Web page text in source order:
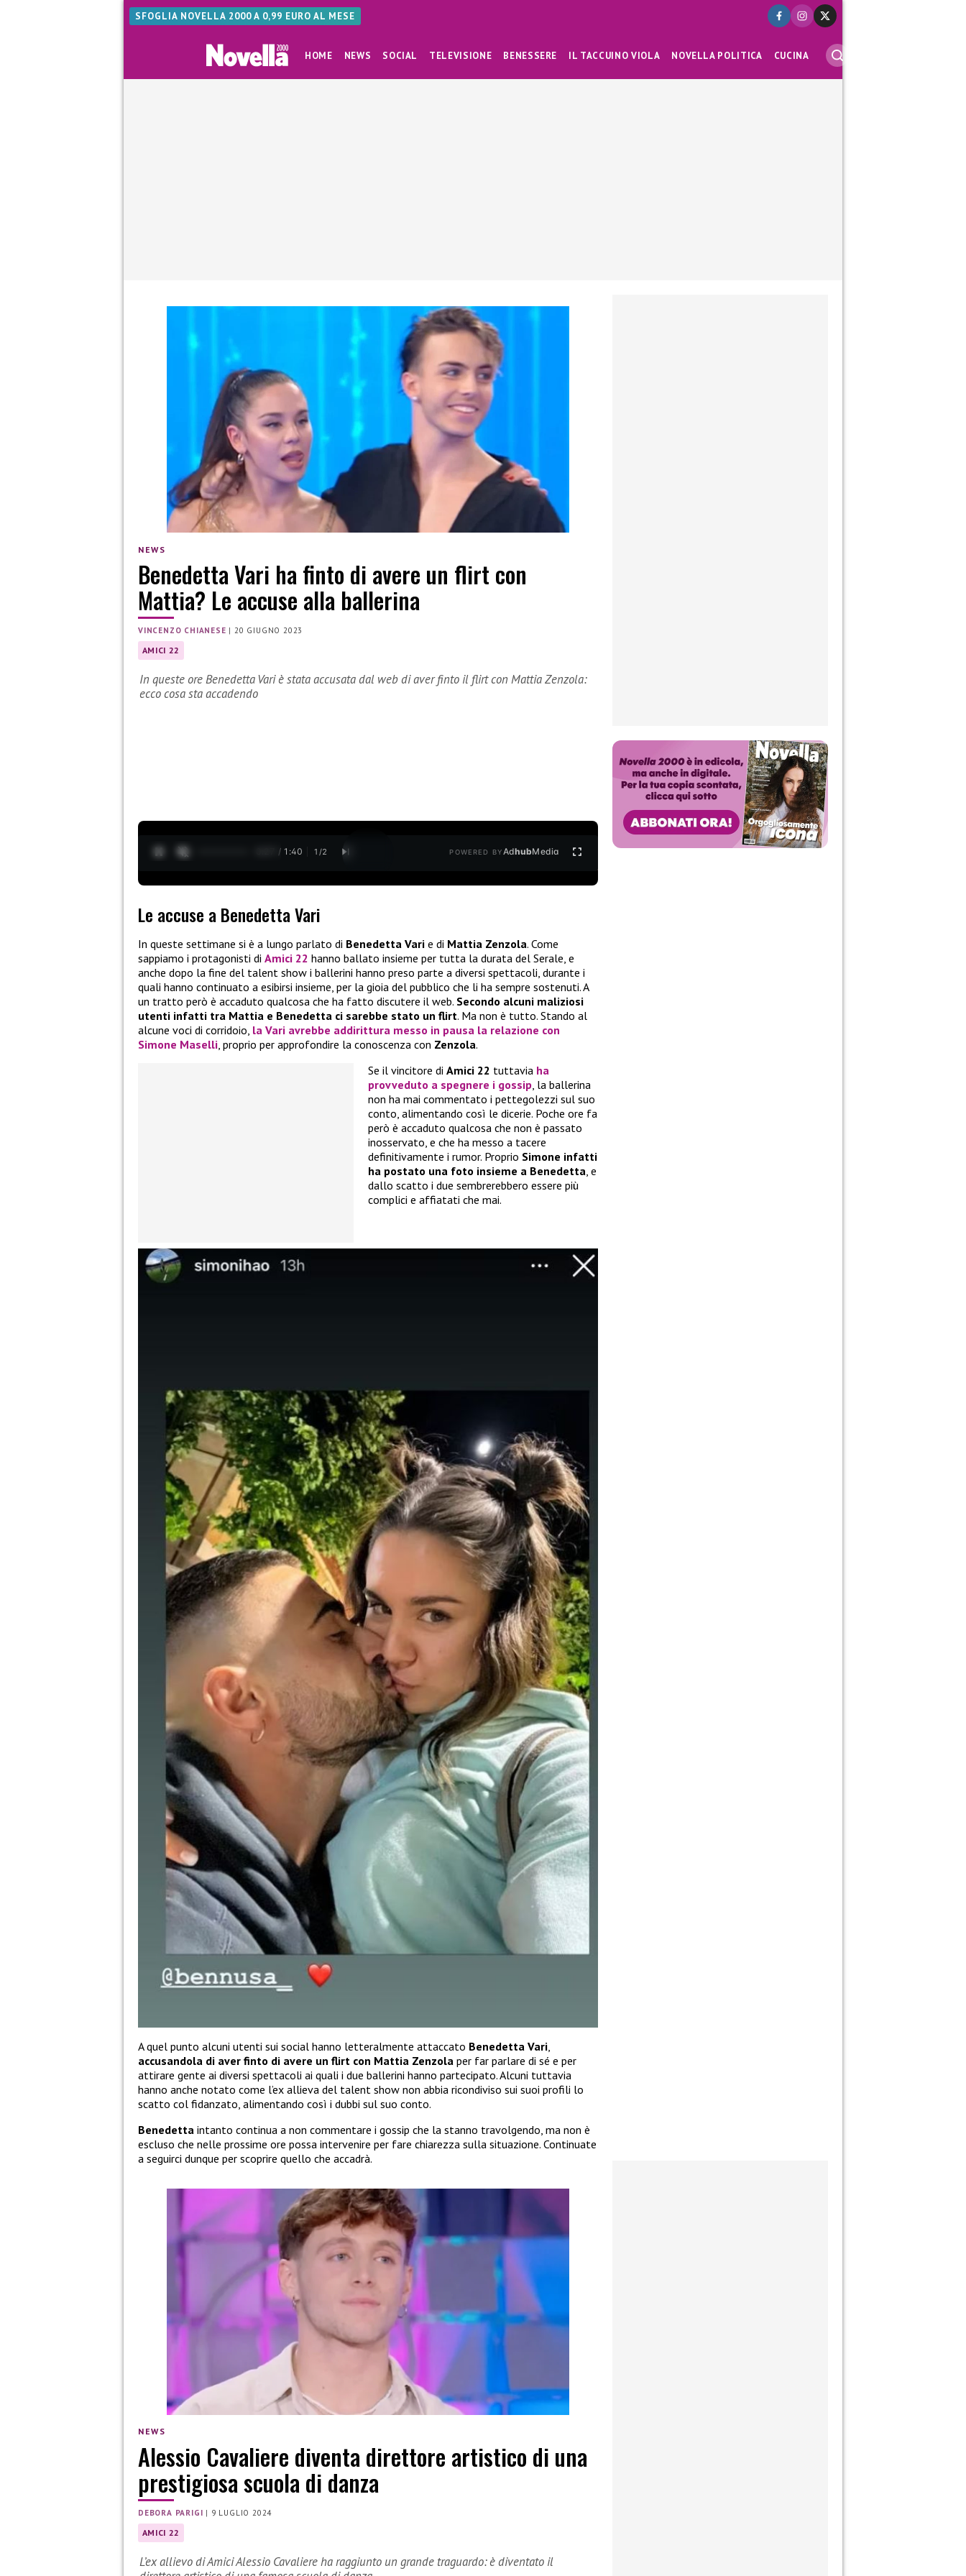
SFOGLIA NOVELLA 2000 A 0,99 EURO AL MESE
HOME NEWS SOCIAL TELEVISIONE BENESSERE IL TACCUINO VIOLA NOVELLA POLITICA CUCINA
NEWS
Benedetta Vari ha finto di avere un flirt con
Mattia? Le accuse alla ballerina
VINCENZO CHIANESE |20 GIUGNO 2023
AMICI 22
In queste ore Benedetta Vari è stata accusata dal web di aver finto il flirt con Mattia Zenzola:
ecco cosa sta accadendo
0:28 / 1:40 1 /2 POWERED BYAdhubMedia
Le accuse a Benedetta Vari
In queste settimane si è a lungo parlato di Benedetta Vari e di Mattia Zenzola. Come
sappiamo i protagonisti di Amici 22 hanno ballato insieme per tutta la durata del Serale, e
anche dopo la fine del talent show i ballerini hanno preso parte a diversi spettacoli, durante i
quali hanno continuato a esibirsi insieme, per la gioia del pubblico che li ha sempre sostenuti. A
un tratto però è accaduto qualcosa che ha fatto discutere il web. Secondo alcuni maliziosi
utenti infatti tra Mattia e Benedetta ci sarebbe stato un flirt. Ma non è tutto. Stando al
alcune voci di corridoio, la Vari avrebbe addirittura messo in pausa la relazione con
Simone Maselli, proprio per approfondire la conoscenza con Zenzola.
Se il vincitore di Amici 22 tuttavia ha
provveduto a spegnere i gossip, la ballerina
non ha mai commentato i pettegolezzi sul suo
conto, alimentando così le dicerie. Poche ore fa
però è accaduto qualcosa che non è passato
inosservato, e che ha messo a tacere
definitivamente i rumor. Proprio Simone infatti
ha postato una foto insieme a Benedetta, e
dallo scatto i due sembrerebbero essere più
complici e affiatati che mai.
A quel punto alcuni utenti sui social hanno letteralmente attaccato Benedetta Vari
accusandola di aver finto di avere un flirt con Mattia Zenzola per far parlare di sé e per
attirare gente ai diversi spettacoli ai quali i due ballerini hanno partecipato. Alcuni tuttavia
hanno anche notato come l’ex allieva del talent show non abbia ricondiviso sui suoi profili lo
scatto col fidanzato, alimentando così i dubbi sul suo conto.
Benedetta intanto continua a non commentare i gossip che la stanno travolgendo, ma non è
escluso che nelle prossime ore possa intervenire per fare chiarezza sulla situazione. Continuate
a seguirci dunque per scoprire quello che accadrà.
NEWS
Alessio Cavaliere diventa direttore artistico di una
prestigiosa scuola di danza
DEBORA PARIGI | 9 LUGLIO 2024
AMICI 22
L’ex allievo di Amici Alessio Cavaliere ha raggiunto un grande traguardo: è diventato il